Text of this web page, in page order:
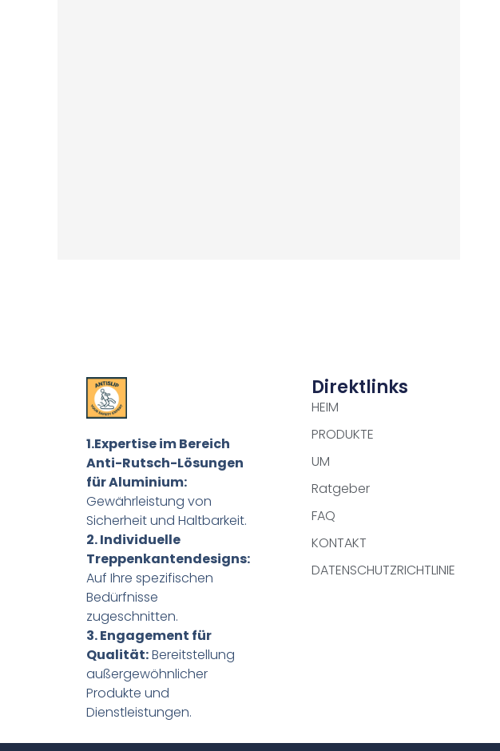
1.Expertise im Bereich
Anti-Rutsch-Lösungen
für Aluminium:
Gewährleistung von
Sicherheit und Haltbarkeit.
2. Individuelle
Treppenkantendesigns:
Auf Ihre spezifischen
Bedürfnisse
zugeschnitten.
3. Engagement für
Qualität:Bereitstellung
außergewöhnlicher
Produkte und
Dienstleistungen.
Direktlinks
HEIM
PRODUKTE
UM
Ratgeber
FAQ
KONTAKT
DATENSCHUTZRICHTLINIE